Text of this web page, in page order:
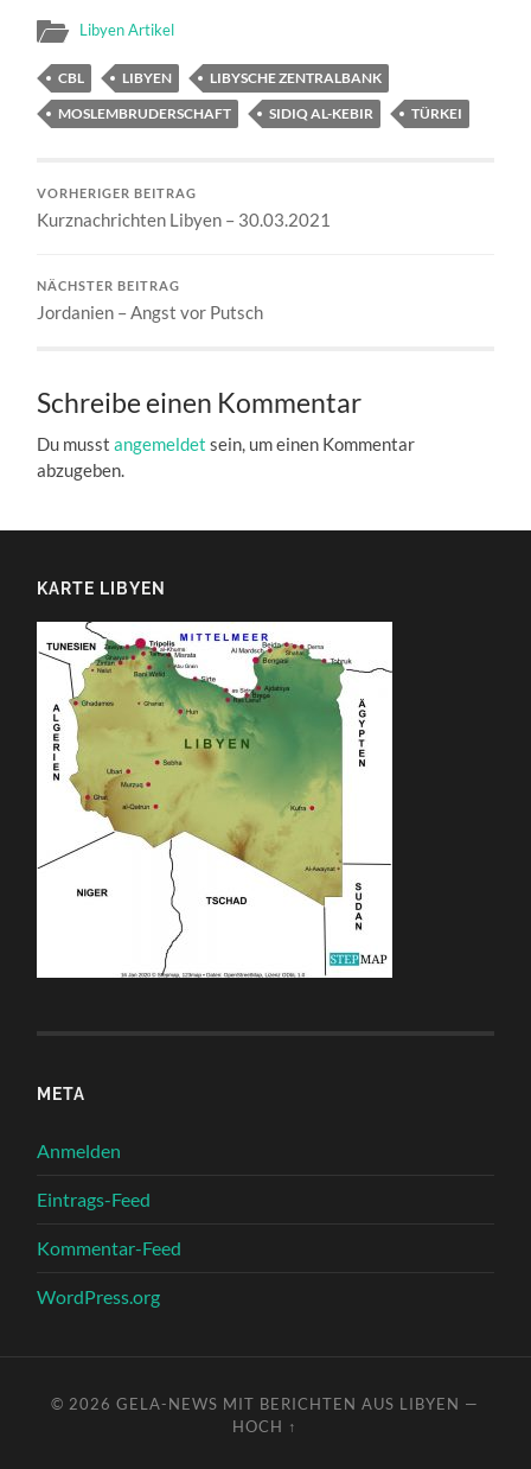
Libyen Artikel
CBL LIBYEN
LIBYSCHE ZENTRALBANK
MOSLEMBRUDERSCHAFT
SIDIQ AL-KEBIR TÜRKEI
VORHERIGER BEITRAG
Kurznachrichten Libyen – 30.03.2021
NÄCHSTER BEITRAG
Jordanien – Angst vor Putsch
Schreibe einen Kommentar
Du musstangemeldet sein, um einen Kommentar
abzugeben.
KARTE LIBYEN
META
Anmelden
Eintrags-Feed
Kommentar-Feed
WordPress.org
© 2026GELA-NEWS MIT BERICHTEN AUS LIBYEN —
HOCH ↑